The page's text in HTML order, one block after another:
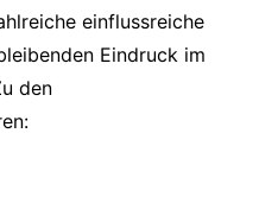
einflussreiche
Eindruck im
den